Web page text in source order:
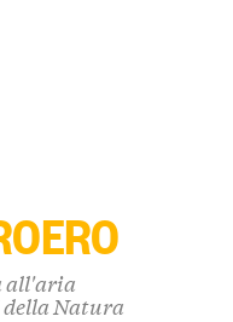
all'aria
Natura